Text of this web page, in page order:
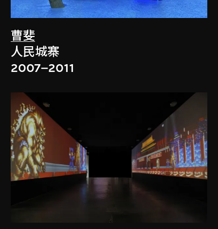
曹斐
人民城寨
2007–2011